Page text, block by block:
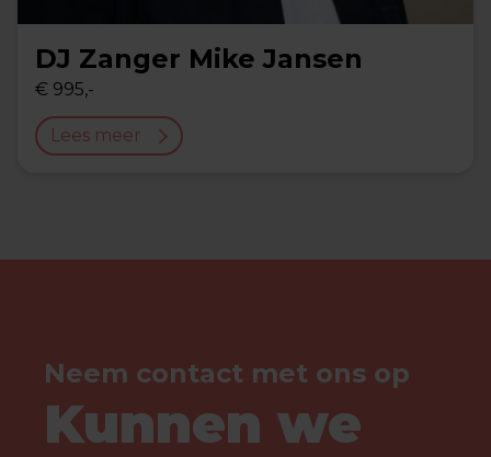
DJ Zanger Mike Jansen
€ 995,-
Lees meer
Neem contact met ons op
Kunnen we